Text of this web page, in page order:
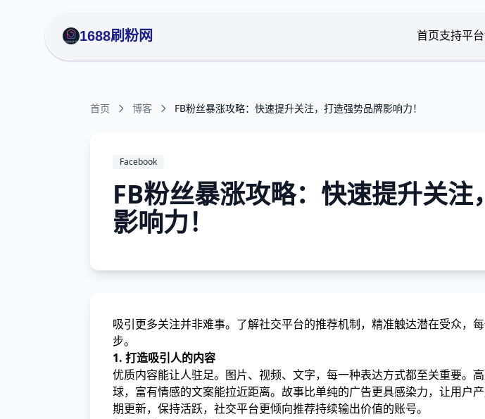
1688刷粉网 首页支持平台
首页 博客 FB粉丝暴涨攻略：快速提升关注，打造强势品牌影响力！
Facebook
FB粉丝暴涨攻略：快速提升关注
影响力！
吸引更多关注并非难事。了解社交平台的推荐机制，精准触达潜在受众，
步。
1. 打造吸引人的内容
优质内容能让人驻足。图片、视频、文字，每一种表达方式都至关重要。
球，富有情感的文案能拉近距离。故事比单纯的广告更具感染力，让用户
期更新，保持活跃，社交平台更倾向推荐持续输出价值的账号。